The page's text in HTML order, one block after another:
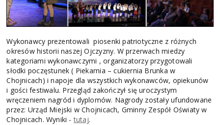
Wykonawcy prezentowali piosenki patriotyczne z różnych
okresów historii naszej Ojczyzny. W przerwach miedzy
kategoriami wykonawczymi , organizatorzy przygotowali
słodki poczęstunek ( Piekarnia – cukiernia Brunka w
Chojnicach) i napoje dla wszystkich wykonawców, opiekunów
i gości festiwalu. Przegląd zakończył się uroczystym
wręczeniem nagród i dyplomów. Nagrody zostały ufundowane
przez: Urząd Miejski w Chojnicach, Gminny Zespół Oświaty w
Chojnicach. Wyniki -tutaj.